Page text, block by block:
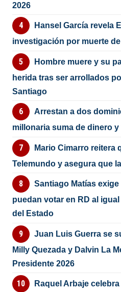
2026
Hansel García revela
investigación por muerte
Hombre muere y su
herida tras ser arrollados
Santiago
Arrestan a dos
millonaria suma de dinero
Mario Cimarro reitera
Telemundo y asegura que
Santiago Matías
puedan votar en RD al
del Estado
Juan Luis Guerra se
Milly Quezada y Dalvin La
Presidente 2026
Raquel Arbaje